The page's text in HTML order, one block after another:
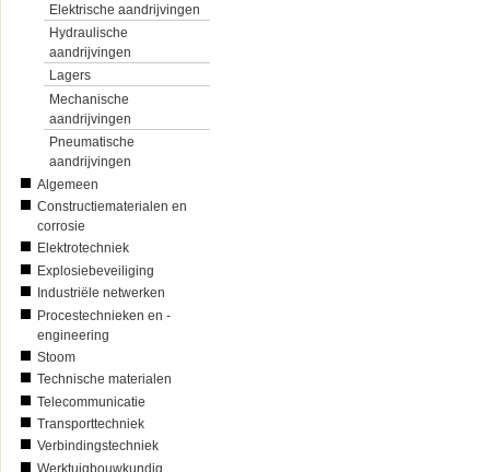
Elektrische aandrijvingen
Hydraulische
aandrijvingen
Lagers
Mechanische
aandrijvingen
Pneumatische
aandrijvingen
Algemeen
Constructiematerialen en
corrosie
Elektrotechniek
Explosiebeveiliging
Industriële netwerken
Procestechnieken en -
engineering
Stoom
Technische materialen
Telecommunicatie
Transporttechniek
Verbindingstechniek
Werktuigbouwkundig